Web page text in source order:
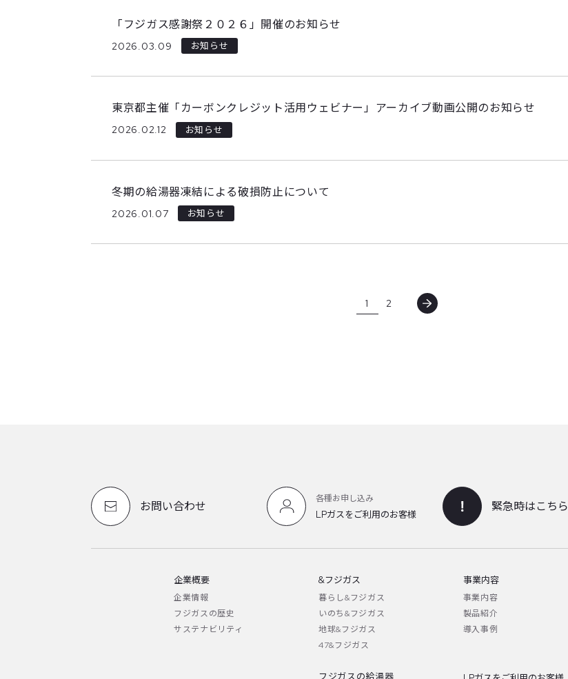
「フジガス感謝祭２０２６」開催のお知らせ
2026.03.09 お知らせ
東京都主催「カーボンクレジット活用ウェビナー」アーカイブ動画公開のお知らせ
2026.02.12 お知らせ
冬期の給湯器凍結による破損防止について
2026.01.07 お知らせ
1 2
お問い合わせ
各種お申し込み
LPガスをご利用のお客様
緊急時はこちら
企業概要
企業情報
フジガスの歴史
サステナビリティ
&フジガス
暮らし&フジガス
いのち&フジガス
地球&フジガス
47&フジガス
事業内容
事業内容
製品紹介
導入事例
フジガスの給湯器